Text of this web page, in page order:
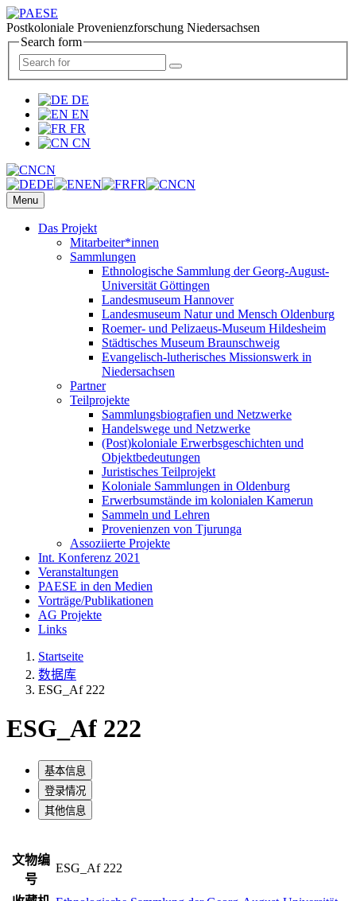
Postkoloniale Provenienzforschung Niedersachsen
Search form
DE
EN
FR
CN
CN
DE
EN FR CN
Menu
Das Projekt
Mitarbeiter*innen
Sammlungen
Ethnologische Sammlung der Georg-August-
Universität Göttingen
Landesmuseum Hannover
Landesmuseum Natur und Mensch Oldenburg
Roemer- und Pelizaeus-Museum Hildesheim
Städtisches Museum Braunschweig
Evangelisch-lutherisches Missionswerk in
Niedersachsen
Partner
Teilprojekte
Sammlungsbiografien und Netzwerke
Handelswege und Netzwerke
(Post)koloniale Erwerbsgeschichten und
Objektbedeutungen
Juristisches Teilprojekt
Koloniale Sammlungen in Oldenburg
Erwerbsumstände im kolonialen Kamerun
Sammeln und Lehren
Provenienzen von Tjurunga
Assoziierte Projekte
Int. Konferenz 2021
Veranstaltungen
PAESE in den Medien
Vorträge/Publikationen
AG Projekte
Links
Startseite
数据库
ESG_Af 222
ESG_Af 222
基本信息
登录情况
其他信息
文物编
号
ESG_Af 222